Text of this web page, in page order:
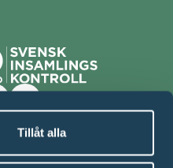
Tillåt alla